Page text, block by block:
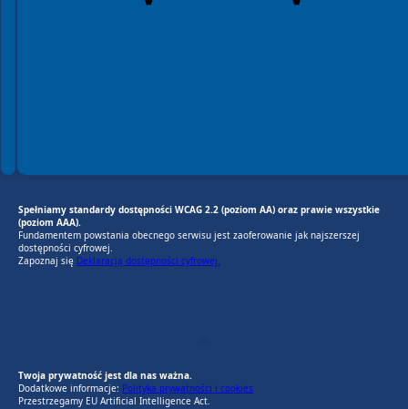
Spełniamy standardy dostępności WCAG 2.2 (poziom AA) oraz prawie wszystkie
(poziom AAA).
Fundamentem powstania obecnego serwisu jest zaoferowanie jak najszerszej
dostępności cyfrowej.
Zapoznaj się Deklaracją dostępności cyfrowej.
Twoja prywatność jest dla nas ważna.
Dodatkowe informacje: Polityka prywatności i cookies
Przestrzegamy EU Artificial Intelligence Act.